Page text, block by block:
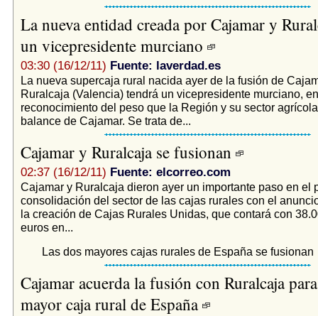
La nueva entidad creada por Cajamar y
un vicepresidente murciano
03:30 (16/12/11) Fuente: laverdad.es
La nueva supercaja rural nacida ayer de la fusión de
Ruralcaja (Valencia) tendrá un vicepresidente murciano, en
reconocimiento del peso que la Región y su sector
balance de Cajamar. Se trata de...
Cajamar y Ruralcaja se fusionan
02:37 (16/12/11) Fuente: elcorreo.com
Cajamar y Ruralcaja dieron ayer un importante paso en el
consolidación del sector de las cajas rurales con el
la creación de Cajas Rurales Unidas, que contará con
euros en...
Las dos mayores cajas rurales de España se fusionan
Cajamar acuerda la fusión con Ruralcaja
mayor caja rural de España